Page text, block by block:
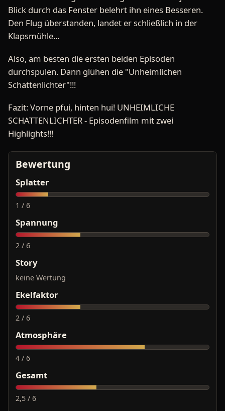
Blick durch das Fenster belehrt ihn eines Besseren.
Den Flug überstanden, landet er schließlich in der
Klapsmühle...
Also, am besten die ersten beiden Episoden
durchspulen. Dann glühen die "Unheimlichen
Schattenlichter"!!!
Fazit: Vorne pfui, hinten hui! UNHEIMLICHE
SCHATTENLICHTER - Episodenfilm mit zwei
Highlights!!!
Bewertung
Splatter
1 / 6
Spannung
2 / 6
Story
keine Wertung
Ekelfaktor
2 / 6
Atmosphäre
4 / 6
Gesamt
2,5 / 6